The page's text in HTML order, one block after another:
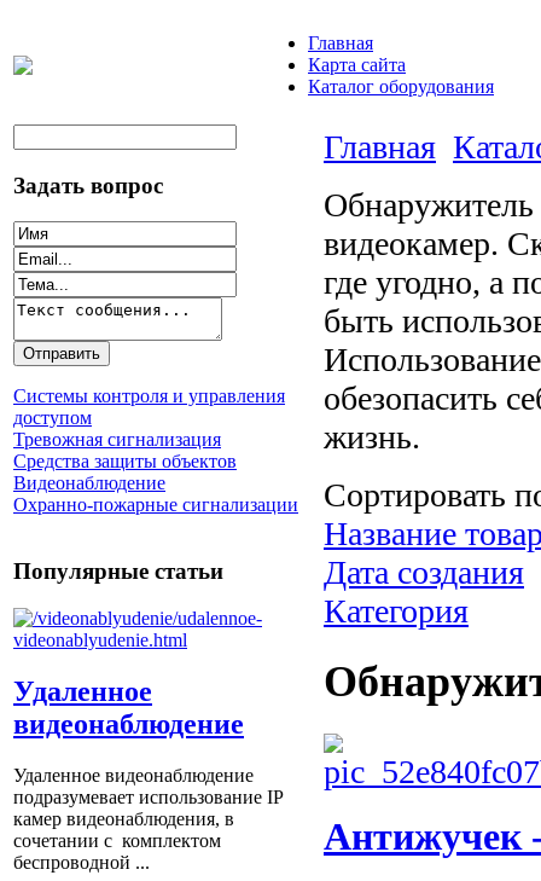
Главная
Карта сайта
Каталог оборудования
Задать вопрос
Системы контроля и управления
доступом
Тревожная сигнализация
Средства защиты объектов
Видеонаблюдение
Охранно-пожарные сигнализации
Популярные статьи
Удаленное
видеонаблюдение
Удаленное видеонаблюдение
подразумевает использование IP
камер видеонаблюдения, в
сочетании с комплектом
беспроводной ...
Главная
Обнаружитель
видеокамер.
где угодно, а
быть
обезопасить
жизнь.
Сортировать
Название
Дата создания
Категория
Антижучек